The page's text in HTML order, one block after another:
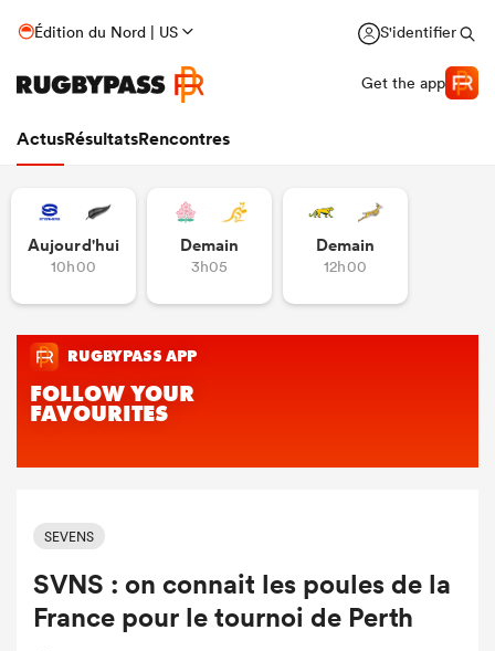
Édition du Nord | US S'identifier
Get the app
ActusRésultatsRencontres
Aujourd'hui
10h00
Demain
3h05
Demain
12h00
SEVENS
SVNS : on connait les poules de la
France pour le tournoi de Perth